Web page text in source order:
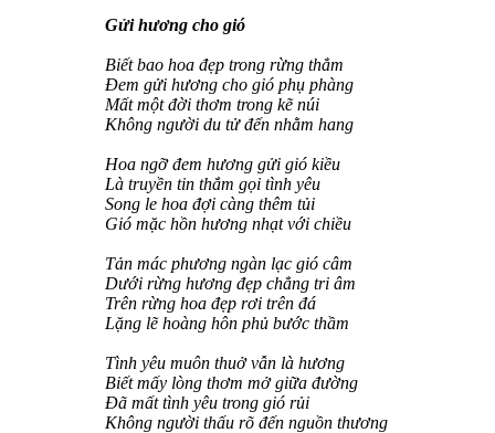
Gửi hương cho gió
Biết bao hoa đẹp trong rừng thẳm
Đem gửi hương cho gió phụ phàng
Mất một đời thơm trong kẽ núi
Không người du tử đến nhằm hang
Hoa ngỡ đem hương gửi gió kiều
Là truyền tin thắm gọi tình yêu
Song le hoa đợi càng thêm tủi
Gió mặc hồn hương nhạt với chiều
Tản mác phương ngàn lạc gió câm
Dưới rừng hương đẹp chẳng tri âm
Trên rừng hoa đẹp rơi trên đá
Lặng lẽ hoàng hôn phủ bước thầm
Tình yêu muôn thuở vẫn là hương
Biết mấy lòng thơm mở giữa đường
Đã mất tình yêu trong gió rủi
Không người thấu rõ đến nguồn thương